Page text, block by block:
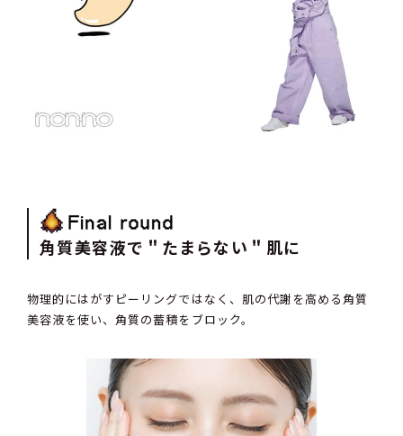
角質美容液で＂たまらない＂肌に
物理的にはがすピーリングではなく、肌の代謝を高める角質
美容液を使い、角質の蓄積をブロック。